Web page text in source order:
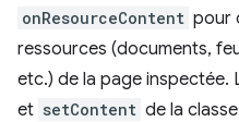
onResourceContent pour
ressources (documents,
etc.) de la page inspectée.
et setContent de la classe